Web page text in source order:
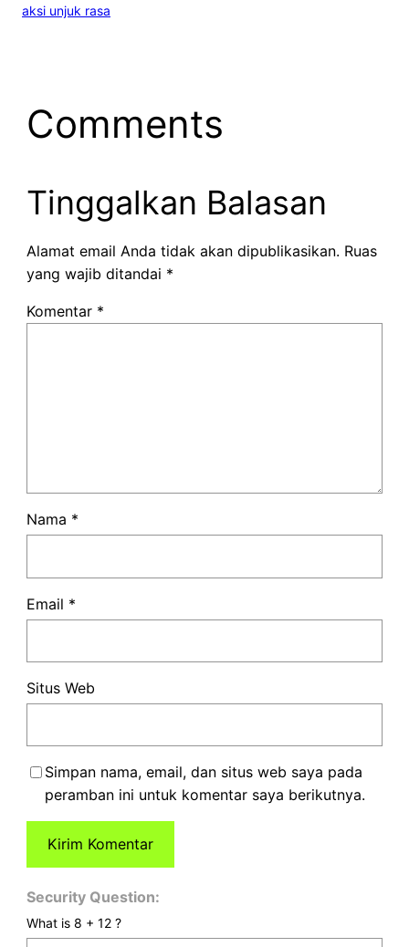
aksi unjuk rasa
Comments
Tinggalkan Balasan
Alamat email Anda tidak akan dipublikasikan. Ruas
yang wajib ditandai *
Komentar *
Nama *
Email *
Situs Web
Simpan nama, email, dan situs web saya pada
peramban ini untuk komentar saya berikutnya.
Security Question:
What is 8 + 12 ?